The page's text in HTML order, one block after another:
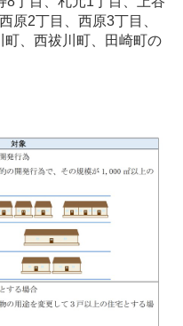
原2丁目、西原3丁目、
、西祓川町、田崎町の